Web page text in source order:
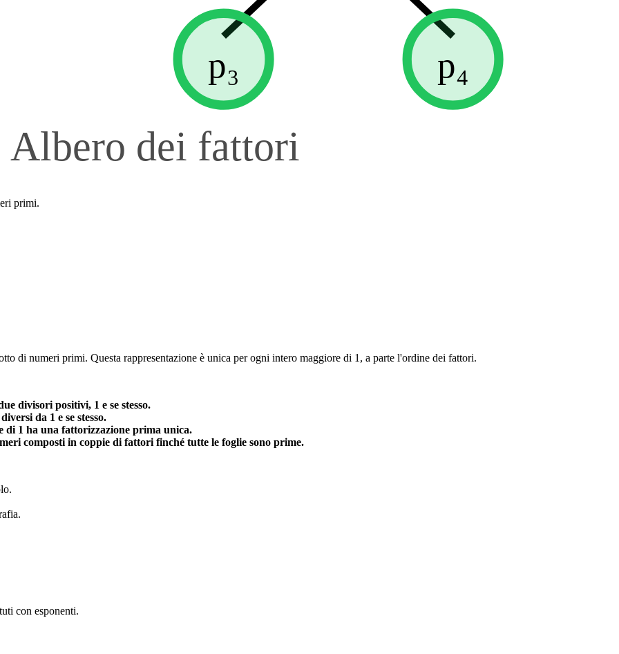
p₃ p₄
Albero dei fattori
primi.
di numeri primi. Questa rappresentazione è unica per ogni intero maggiore di 1, a parte l'ordine dei fattori.
divisori positivi, 1 e se stesso.
da 1 e se stesso.
di 1 ha una fattorizzazione prima unica.
composti in coppie di fattori finché tutte le foglie sono prime.
con esponenti.